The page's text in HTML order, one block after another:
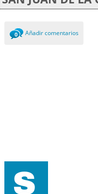
0 Añadir comentarios